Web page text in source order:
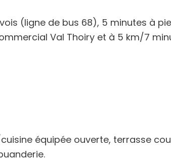
(ligne de bus 68), 5 minutes à
Val Thoiry et à 5 km/7
équipée ouverte, terrasse